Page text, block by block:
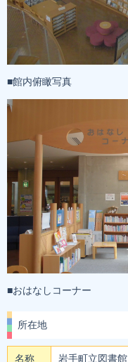
■館内俯瞰写真
■おはなしコーナー
所在地
名称 岩手町立図書館